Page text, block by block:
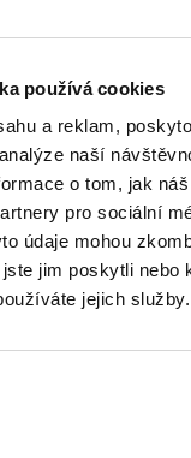
používá cookies
a reklam,
naší
o tom, jak
pro sociální
údaje mohou
jim poskytli nebo
jejich služby.